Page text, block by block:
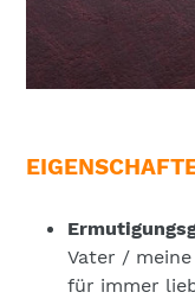
Vater /
für immer